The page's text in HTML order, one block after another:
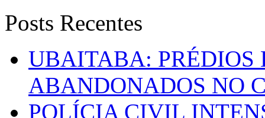
Posts Recentes
UBAITABA: PRÉDIOS
ABANDONADOS NO
POLÍCIA CIVIL